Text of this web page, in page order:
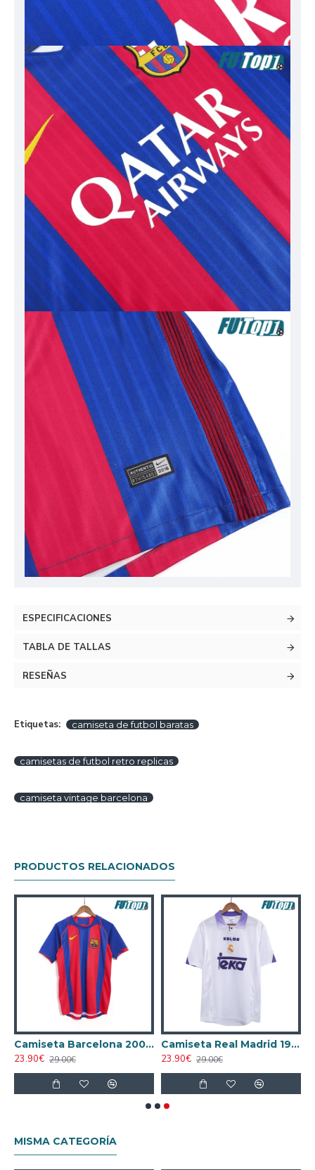
ESPECIFICACIONES
TABLA DE TALLAS
RESEÑAS
Etiquetas: camiseta de futbol baratas
camisetas de futbol retro replicas
camiseta vintage barcelona
PRODUCTOS RELACIONADOS
Camiseta Barcelona 2004/05 Local Retro Azul/Rojo
23.90€ 29.00€
Camiseta Real Madrid 1997/98 Local Retro Blanco
23.90€ 29.00€
MISMA CATEGORÍA